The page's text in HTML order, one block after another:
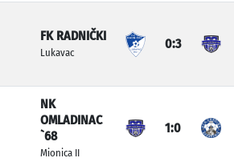
FK RADNIČKI
Lukavac
0:3
NK
OMLADINAC
`68
Mionica II
1:0